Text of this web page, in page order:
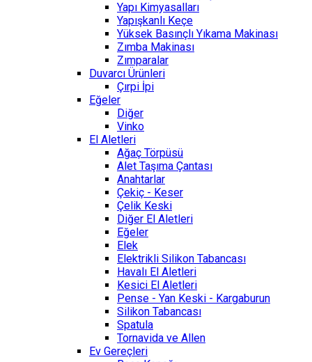
Yapı Kimyasalları
Yapışkanlı Keçe
Yüksek Basınçlı Yıkama Makinası
Zımba Makinası
Zımparalar
Duvarcı Ürünleri
Çırpi İpi
Eğeler
Diğer
Vinko
El Aletleri
Ağaç Törpüsü
Alet Taşıma Çantası
Anahtarlar
Çekiç - Keser
Çelik Keski
Diğer El Aletleri
Eğeler
Elek
Elektrikli Silikon Tabancası
Havalı El Aletleri
Kesici El Aletleri
Pense - Yan Keski - Kargaburun
Silikon Tabancası
Spatula
Tornavida ve Allen
Ev Gereçleri